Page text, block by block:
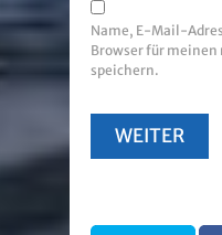
Name, E-Mail-
Browser für
speichern.